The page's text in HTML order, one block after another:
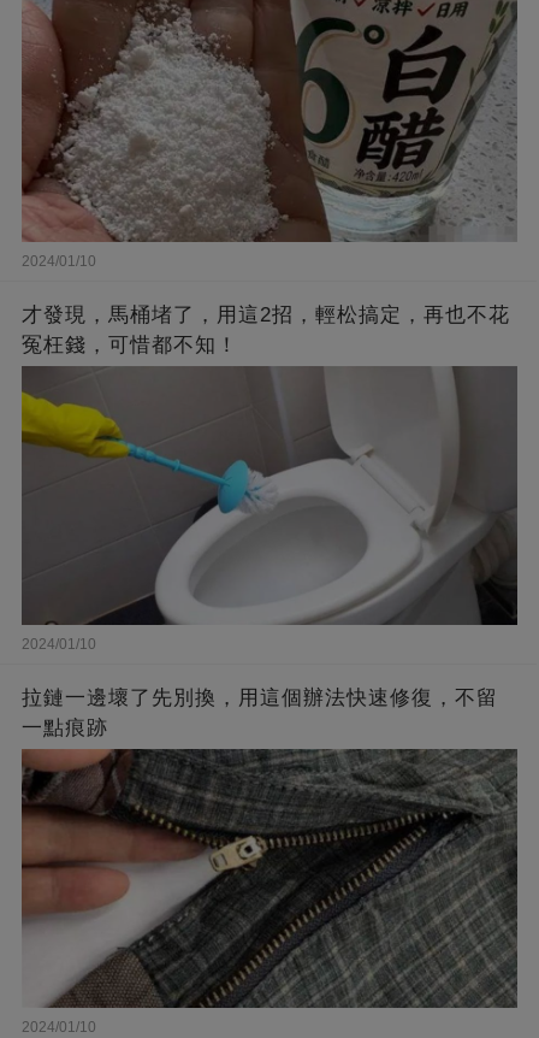
2024/01/10
才發現，馬桶堵了，用這2招，輕松搞定，再也不花
冤枉錢，可惜都不知！
2024/01/10
拉鏈一邊壞了先別換，用這個辦法快速修復，不留
一點痕跡
2024/01/10